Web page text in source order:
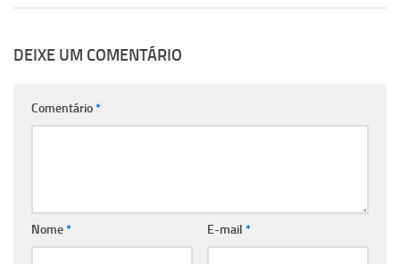
DEIXE UM COMENTÁRIO
Comentário*
Nome* E-mail *